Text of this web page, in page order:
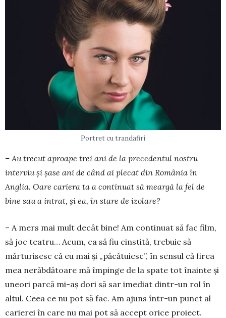
Portret cu trandafiri
– Au trecut aproape trei ani de la pre­ce­dentul nostru
interviu şi şase ani de când ai ple­cat din România în
Anglia. Oare cariera ta a con­tinuat să meargă la fel de
bine sau a intrat, și ea, în stare de izolare?
– A mers mai mult decât bine! Am continuat să fac film,
să joc teatru… Acum, ca să fiu cins­tită, trebuie să
mărturisesc că eu mai şi „păcătu­iesc”, în sensul că firea
mea nerăbdătoare mă împinge de la spate tot înainte şi
uneori parcă mi-aş dori să sar imediat dintr-un rol în
altul. Ceea ce nu pot să fac. Am ajuns într-un punct al
carierei în care nu mai pot să accept orice proiect.